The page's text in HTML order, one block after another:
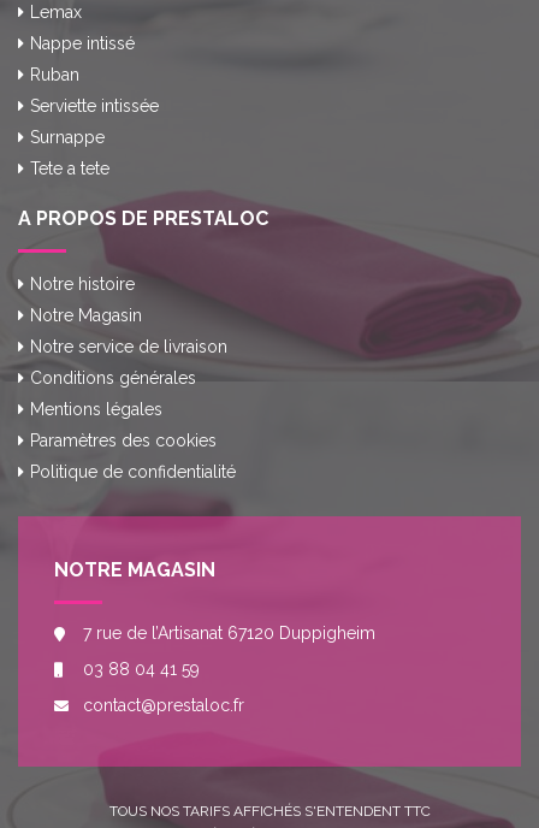
Lemax
Nappe intissé
Ruban
Serviette intissée
Surnappe
Tete a tete
A PROPOS DE PRESTALOC
Notre histoire
Notre Magasin
Notre service de livraison
Conditions générales
Mentions légales
Paramètres des cookies
Politique de confidentialité
NOTRE MAGASIN
7 rue de l’Artisanat 67120 Duppigheim
03 88 04 41 59
contact@prestaloc.fr
TOUS NOS TARIFS AFFICHÉS S'ENTENDENT TTC